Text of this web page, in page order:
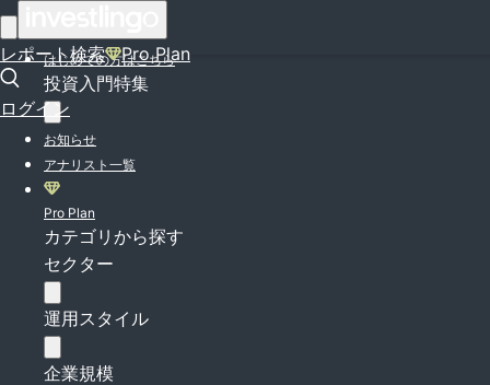
レポート検索 Pro Plan
ログイン
はじめての方はこちら
投資入門特集
お知らせ
アナリスト一覧
Pro Plan
カテゴリから探す
セクター
運用スタイル
企業規模